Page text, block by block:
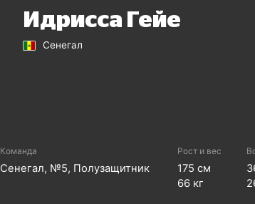
Идрисса Гейе
Сенегал
Команда
Сенегал, №5, Полузащитник
Рост и вес
175 см
66 кг